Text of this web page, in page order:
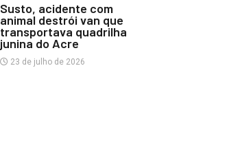
Susto, acidente com
animal destrói van que
transportava quadrilha
junina do Acre
23 de julho de 2026